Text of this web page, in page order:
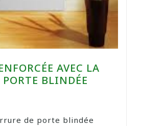
AVEC LA
PORTE BLINDÉE
de porte blindée